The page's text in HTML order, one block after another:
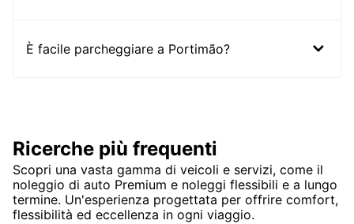
È facile parcheggiare a Portimão?
Ricerche più frequenti
Scopri una vasta gamma di veicoli e servizi, come il
noleggio di auto Premium e noleggi flessibili e a lungo
termine. Un'esperienza progettata per offrire comfort,
flessibilità ed eccellenza in ogni viaggio.